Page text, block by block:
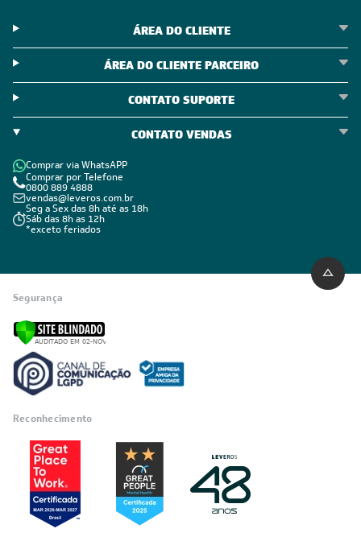
ÁREA DO CLIENTE
ÁREA DO CLIENTE PARCEIRO
CONTATO SUPORTE
CONTATO VENDAS
Comprar via WhatsAPP
Comprar por Telefone
0800 889 4888
vendas@leveros.com.br
Seg a Sex das 8h até as 18h
Sáb das 8h as 12h
*exceto feriados
Segurança
Reconhecimento